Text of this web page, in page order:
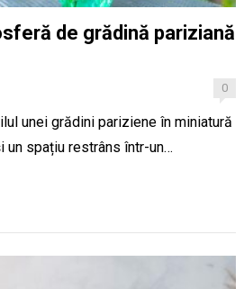
de grădină pariziană
0
unei grădini pariziene în miniatură
un spațiu restrâns într-un…